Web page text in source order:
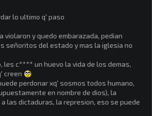
lo ultimo q' paso
violaron y quedo embarazada, pedian
señoritos del estado y mas la iglesia no
les c**** un huevo la vida de los demas,
creen
perdonar xq' sosmos todos humano,
en nombre de dios), la
las dictaduras, la represion, eso se puede